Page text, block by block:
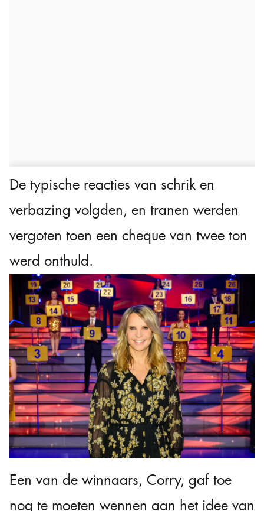
De typische reacties van schrik en
verbazing volgden, en tranen werden
vergoten toen een cheque van twee ton
werd onthuld.
Een van de winnaars, Corry, gaf toe
nog te moeten wennen aan het idee van